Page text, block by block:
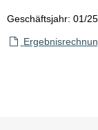
Geschäftsjahr: 01/